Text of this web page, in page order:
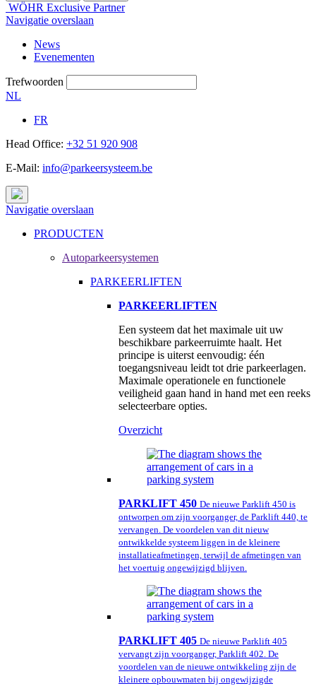
WÖHR Exclusive Partner
Navigatie overslaan
News
Evenementen
Trefwoorden
NL
FR
Head Office: +32 51 920 908
E-Mail: info@parkeersysteem.be
Navigatie overslaan
PRODUCTEN
Autoparkeersystemen
PARKEERLIFTEN
PARKEERLIFTEN
Een systeem dat het maximale uit uw
beschikbare parkeerruimte haalt. Het
principe is uiterst eenvoudig: één
toegangsniveau leidt tot drie parkeerlagen.
Maximale operationele en functionele
veiligheid gaan hand in hand met een reeks
selecteerbare opties.
Overzicht
PARKLIFT 450 De nieuwe Parklift 450 is
ontworpen om zijn voorganger, de Parklift 440, te
vervangen. De voordelen van dit nieuw
ontwikkelde systeem liggen in de kleinere
installatieafmetingen, terwijl de afmetingen van
het voertuig ongewijzigd blijven.
PARKLIFT 405 De nieuwe Parklift 405
vervangt zijn voorganger, Parklift 402. De
voordelen van de nieuwe ontwikkeling zijn de
kleinere opbouwmaten bij ongewijzigde